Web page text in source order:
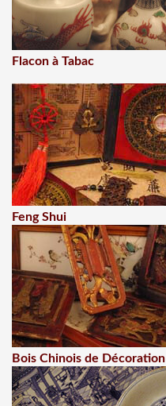
Flacon à Tabac
Feng Shui
Bois Chinois de Décoration